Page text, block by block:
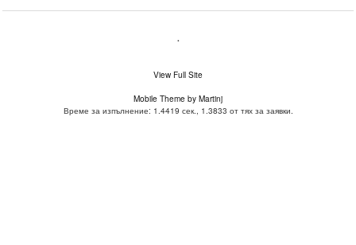
.
View Full Site
Mobile Theme by Martinj
Време за изпълнение: 1.4419 сек., 1.3833 от тях за заявки.